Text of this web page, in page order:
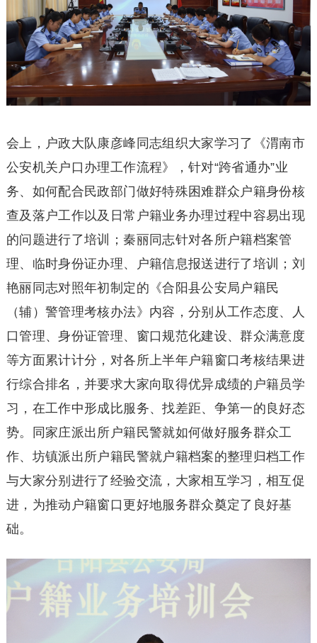
会上，户政大队康彦峰同志组织大家学习了《渭南市
公安机关户口办理工作流程》，针对“跨省通办”业
务、如何配合民政部门做好特殊困难群众户籍身份核
查及落户工作以及日常户籍业务办理过程中容易出现
的问题进行了培训；秦丽同志针对各所户籍档案管
理、临时身份证办理、户籍信息报送进行了培训；刘
艳丽同志对照年初制定的《合阳县公安局户籍民
（辅）警管理考核办法》内容，分别从工作态度、人
口管理、身份证管理、窗口规范化建设、群众满意度
等方面累计计分，对各所上半年户籍窗口考核结果进
行综合排名，并要求大家向取得优异成绩的户籍员学
习，在工作中形成比服务、找差距、争第一的良好态
势。同家庄派出所户籍民警就如何做好服务群众工
作、坊镇派出所户籍民警就户籍档案的整理归档工作
与大家分别进行了经验交流，大家相互学习，相互促
进，为推动户籍窗口更好地服务群众奠定了良好基
础。